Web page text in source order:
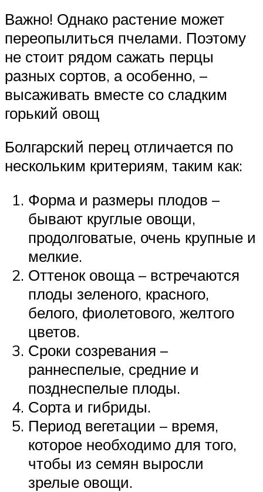
Важно! Однако растение может
переопылиться пчелами. Поэтому
не стоит рядом сажать перцы
разных сортов, а особенно, –
высаживать вместе со сладким
горький овощ
Болгарский перец отличается по
нескольким критериям, таким как:
Форма и размеры плодов –
бывают круглые овощи,
продолговатые, очень крупные и
мелкие.
Оттенок овоща – встречаются
плоды зеленого, красного,
белого, фиолетового, желтого
цветов.
Сроки созревания –
раннеспелые, средние и
позднеспелые плоды.
Сорта и гибриды.
Период вегетации – время,
которое необходимо для того,
чтобы из семян выросли
зрелые овощи.